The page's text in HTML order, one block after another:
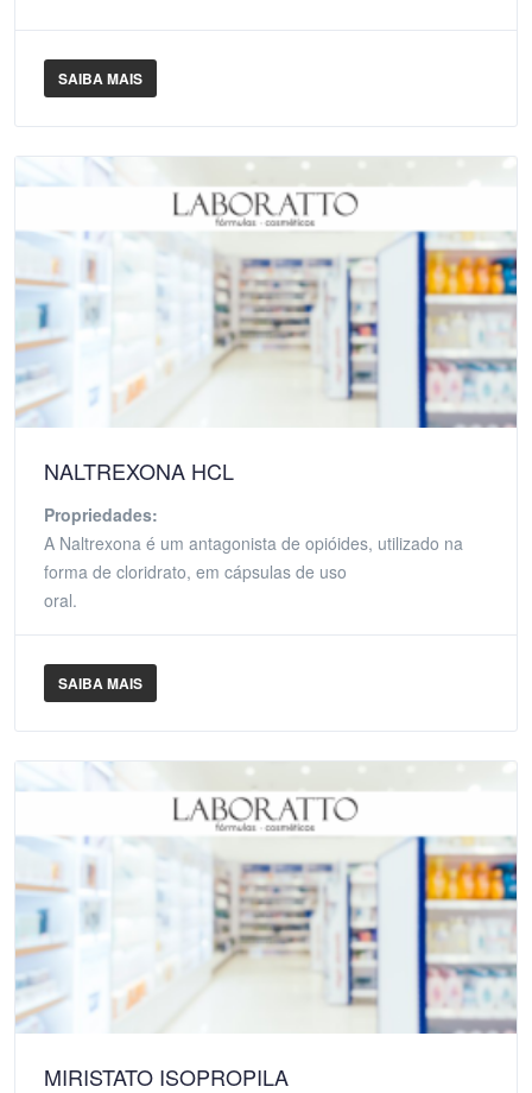
SAIBA MAIS
NALTREXONA HCL
Propriedades:
A Naltrexona é um antagonista de opióides, utilizado na
forma de cloridrato, em cápsulas de uso
oral.
SAIBA MAIS
MIRISTATO ISOPROPILA